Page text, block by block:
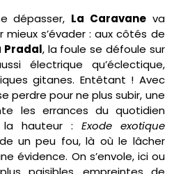
dépasser, La Caravaneva
s’évader : aux côtés de
Pradal, la foule se défoule sur
électrique qu’éclectique,
gitanes. Entêtant ! Avec
perdre pour ne plus subir, une
les errances du quotidien
hauteur : Exode exotique
un peu fou, là où le lâcher
évidence. On s’envole, ici ou